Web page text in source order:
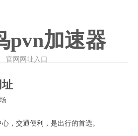
pvn加速器
官网网址入口
交通便利，是出行的首选。